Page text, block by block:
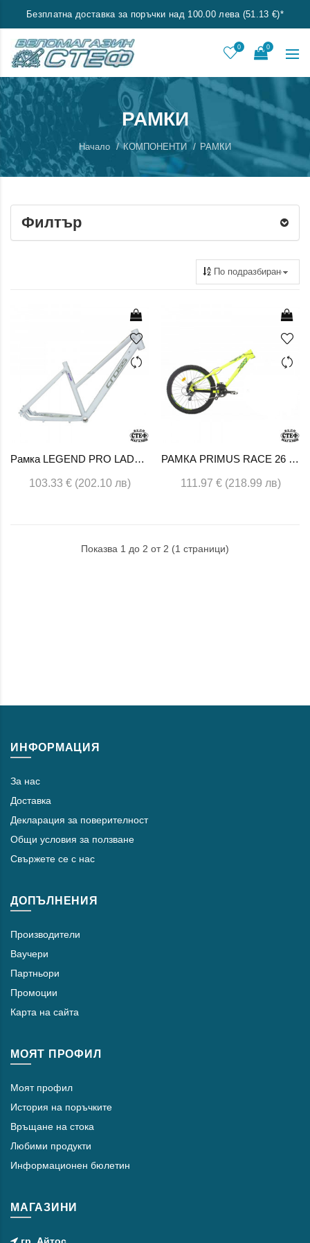
Безплатна доставка за поръчки над 100.00 лева (51.13 €)*
0 0
РАМКИ
Начало КОМПОНЕНТИ РАМКИ
Филтър
Рамка LEGEND PRO LADY DB 2017 28x440 бяла
103.33 € (202.10 лв)
РАМКА PRIMUS RACE 26 NEON GREEN
111.97 € (218.99 лв)
Показва 1 до 2 от 2 (1 страници)
ИНФОРМАЦИЯ
За нас
Доставка
Декларация за поверителност
Общи условия за ползване
Свържете се с нас
ДОПЪЛНЕНИЯ
Производители
Ваучери
Партньори
Промоции
Карта на сайта
МОЯТ ПРОФИЛ
Моят профил
История на поръчките
Връщане на стока
Любими продукти
Информационен бюлетин
МАГАЗИНИ